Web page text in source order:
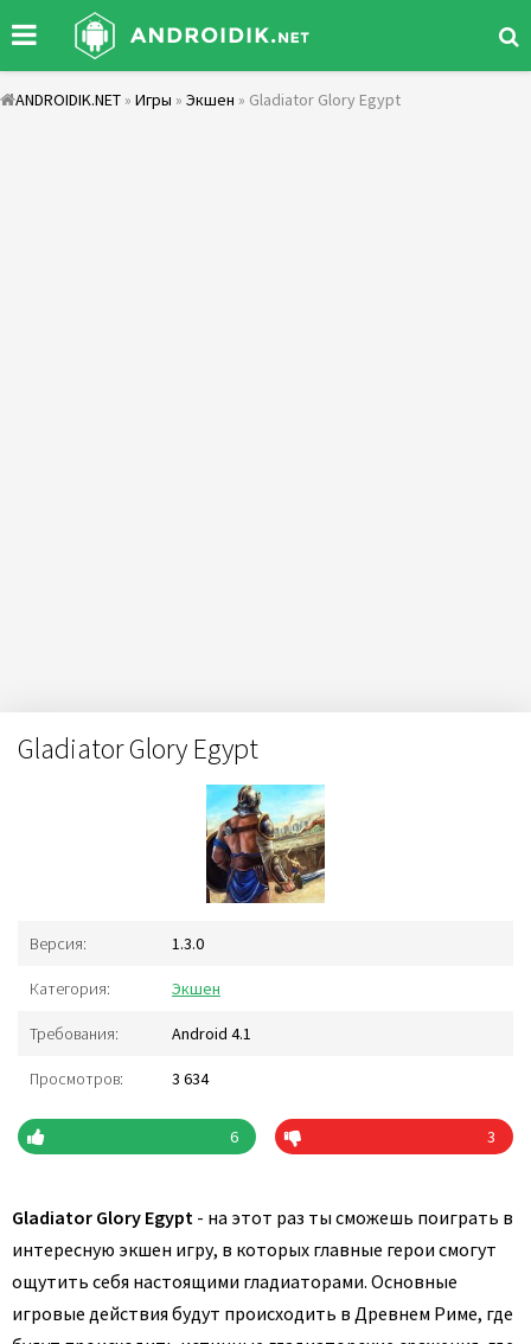
ANDROIDIK.NET » Игры » Экшен » Gladiator Glory Egypt
Gladiator Glory Egypt
Версия: 1.3.0
Категория: Экшен
Требования: Android 4.1
Просмотров: 3 634
6 3
Gladiator Glory Egypt - на этот раз ты сможешь поиграть в
интересную экшен игру, в которых главные герои смогут
ощутить себя настоящими гладиаторами. Основные
игровые действия будут происходить в Древнем Риме, где